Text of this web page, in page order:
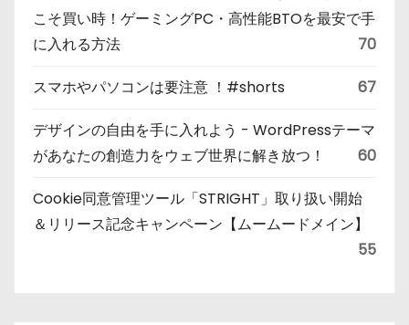
こそ買い時！ゲーミングPC・高性能BTOを最安で手
に入れる方法
70
スマホやパソコンは要注意 ！#shorts 67
デザインの自由を手に入れよう - WordPressテーマ
があなたの創造力をウェブ世界に解き放つ！
60
Cookie同意管理ツール「STRIGHT」取り扱い開始
＆リリース記念キャンペーン【ムームードメイン】
55